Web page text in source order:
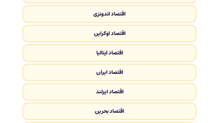
اقتصاد اندونزی
اقتصاد اوکراین
اقتصاد ایتالیا
اقتصاد ایران
اقتصاد ایرلند
اقتصاد بحرین